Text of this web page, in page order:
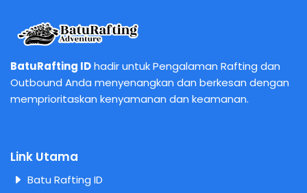
BatuRafting IDhadir untuk Pengalaman Rafting dan
Outbound Anda menyenangkan dan berkesan dengan
memprioritaskan kenyamanan dan keamanan.
Link Utama
Batu Rafting ID